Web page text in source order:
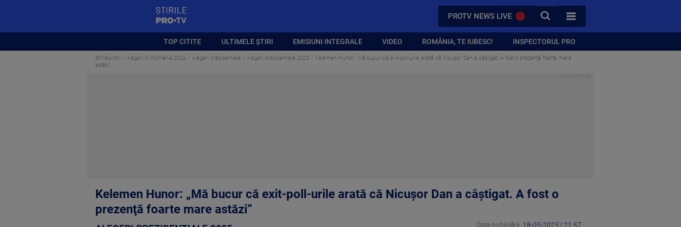
PROTV NEWS LIVE CAUTA
TOATE CATEGORIILE
TOP CITITE ULTIMELE ȘTIRI EMISIUNI INTEGRALE VIDEO ROMÂNIA, TE IUBESC! INSPECTORUL PRO
Stirileprotv Alegeri în România 2024 Alegeri prezidentiale Alegeri prezidentiale 2025
Kelemen Hunor: „Mă bucur că exit-poll-urile arată că Nicuşor Dan a câştigat. A fost o prezenţă foarte mare
astăzi”
Kelemen Hunor: „Mă bucur că exit-poll-urile arată că Nicuşor Dan a câştigat. A fost o
prezenţă foarte mare astăzi”
Data publicării: 18-05-2025 | 21:57